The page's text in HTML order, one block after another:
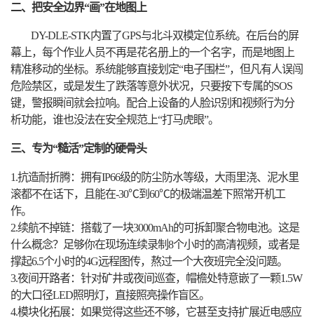
二、把安全边界“画”在地图上
DY-DLE-STK内置了GPS与北斗双模定位系统。在后台的屏
幕上，每个作业人员不再是花名册上的一个名字，而是地图上
精准移动的坐标。系统能够直接划定“电子围栏”，但凡有人误闯
危险禁区，或是发生了跌落等意外状况，只要按下专属的SOS
键，警报瞬间就会拉响。配合上设备的人脸识别和视频行为分
析功能，谁也没法在安全规范上“打马虎眼”。
三、专为“糙活”定制的硬骨头
1.抗造耐折腾：拥有IP66级的防尘防水等级，大雨里浇、泥水里
滚都不在话下，且能在-30℃到60℃的极端温差下照常开机工
作。
2.续航不掉链：搭载了一块3000mAh的可拆卸聚合物电池。这是
什么概念？足够你在现场连续录制8个小时的高清视频，或者是
撑起6.5个小时的4G远程图传，熬过一个大夜班完全没问题。
3.夜间开路者：针对矿井或夜间巡查，帽檐处特意嵌了一颗1.5W
的大口径LED照明灯，直接照亮操作盲区。
4.模块化拓展：如果觉得这些还不够，它甚至支持扩展近电感应